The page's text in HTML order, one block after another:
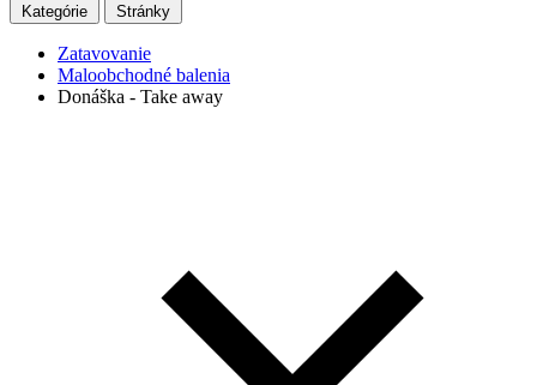
Kategórie Stránky
Zatavovanie
Maloobchodné balenia
Donáška - Take away